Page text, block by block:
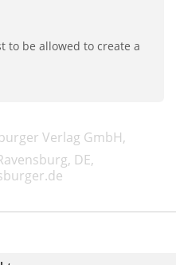
to be allowed to create a
Verlag GmbH,
DE,